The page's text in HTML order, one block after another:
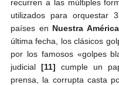
recurren a las múltiples
utilizados para orquestar
países en Nuestra
última fecha, los clásicos
por los famosos «golpes
judicial[11] cumple un
prensa, la corrupta casta